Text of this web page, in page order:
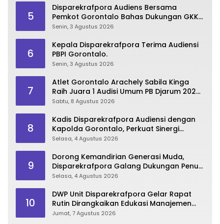
5
Disparekrafpora Audiens Bersama
Pemkot Gorontalo Bahas Dukungan GKK
2026
Senin, 3 Agustus 2026
6
Kepala Disparekrafpora Terima Audiensi
PBPI Gorontalo.
Senin, 3 Agustus 2026
7
Atlet Gorontalo Arachely Sabila Kinga
Raih Juara 1 Audisi Umum PB Djarum 2026
di Makassar
Sabtu, 8 Agustus 2026
8
Kadis Disparekrafpora Audiensi dengan
Kapolda Gorontalo, Perkuat Sinergi
Sukseskan Gorontalo Karnaval Karawo
Selasa, 4 Agustus 2026
9
Dorong Kemandirian Generasi Muda,
Disparekrafpora Galang Dukungan Penuh
Para Aleg Deprov
Selasa, 4 Agustus 2026
10
DWP Unit Disparekrafpora Gelar Rapat
Rutin Dirangkaikan Edukasi Manajemen
Stres
Jumat, 7 Agustus 2026